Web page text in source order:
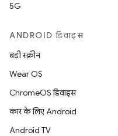
5G
ANDROID डिवाइस
बड़ी स्क्रीन
Wear OS
ChromeOS डिवाइस
कार के लिए Android
Android TV